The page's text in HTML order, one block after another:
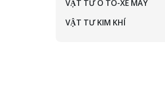
VẬT TƯ Ô TÔ-XE MÁY
VẬT TƯ KIM KHÍ